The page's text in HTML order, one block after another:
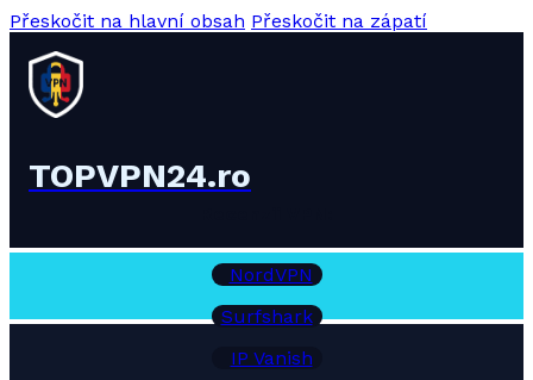
Přeskočit na hlavní obsah Přeskočit na zápatí
TOPVPN24.ro
NordVPN
Surfshark
IP Vanish